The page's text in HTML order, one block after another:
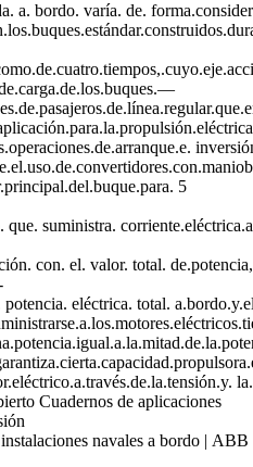
a. bordo. varía. de.
5
suministra.
con. el. valor. total.
eléctrica. total.
Cuadernos de aplicaciones
navales a bordo |